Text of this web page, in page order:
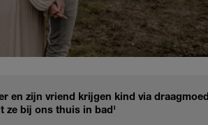
en zijn vriend krijgen kind via
ze bij ons thuis in bad'